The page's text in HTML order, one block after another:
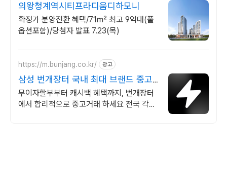
의왕청계역시티프라디움디하모니
확정가 분양전환 혜택/71㎡ 최고 9억대(풀
옵션포함)/당첨자 발표 7.23(목)
https://m.bunjang.co.kr/ 광고
삼성 번개장터 국내 최대 브랜드 중고
거래
무이자할부부터 캐시백 혜택까지, 번개장터
에서 합리적으로 중고거래 하세요 전국 각지